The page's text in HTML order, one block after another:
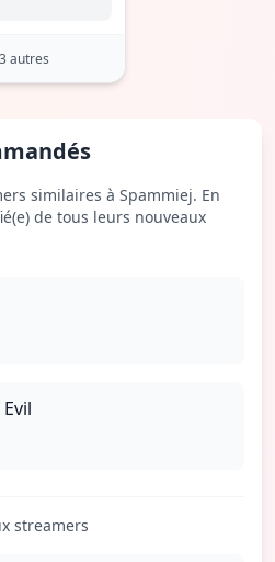
autres
similaires à Spammiej. En
de tous leurs nouveaux
streamers